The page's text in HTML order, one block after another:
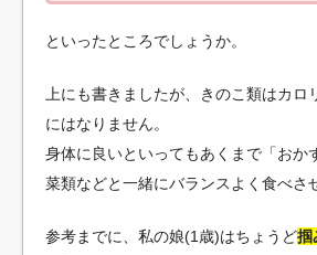
といったところでしょうか。
上にも書きましたが、きのこ類はカロ
にはなりません。
身体に良いといってもあくまで「おか
菜類などと一緒にバランスよく食べさ
参考までに、私の娘(1歳)はちょうど掴